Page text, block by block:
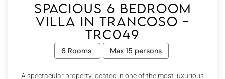
Spacious 6 bedroom
villa in Trancoso -
Trc049
6 Rooms Max 15 persons
A spectacular property located in one of the most luxurious